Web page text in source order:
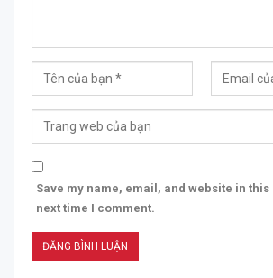
Save my name, email, and website in
next time I comment.